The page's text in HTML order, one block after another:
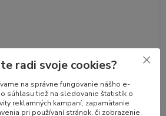
pod čerešňou
deň v kalendári. Je to chvíľa, keď sa
historickým významom. Sviatok, ktorý
radi svoje cookies?
na správne fungovanie nášho e-
súhlasu tiež na sledovanie štatistík o
reklamných kampaní, zapamätanie
pri používaní stránok, či zobrazenie